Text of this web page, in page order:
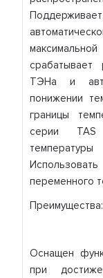
ТЭНа и
понижении
границы
серии TAS
переменного
Преимущества:
Оснащен
при